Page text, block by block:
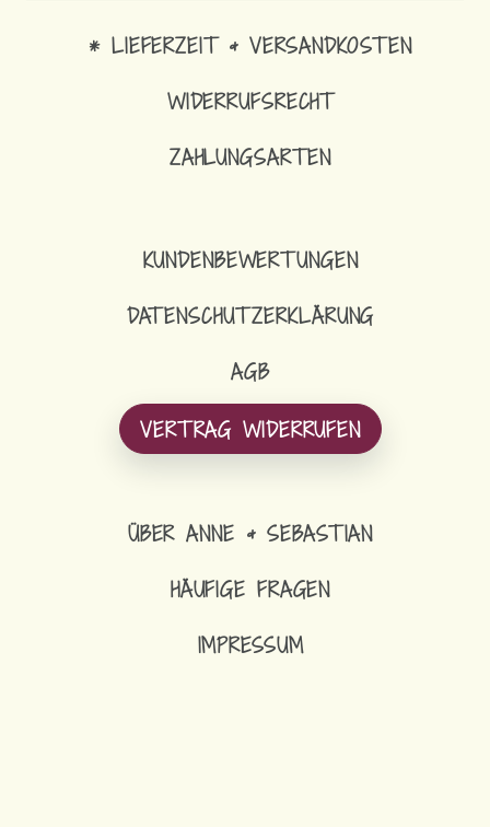
SCHLÜSSELBAND MIT KARABINER
* LIEFERZEIT & VERSANDKOSTEN
WIDERRUFSRECHT
ZAHLUNGSARTEN
KUNDENBEWERTUNGEN
DATENSCHUTZERKLÄRUNG
AGB
VERTRAG WIDERRUFEN
ÜBER ANNE & SEBASTIAN
HÄUFIGE FRAGEN
IMPRESSUM